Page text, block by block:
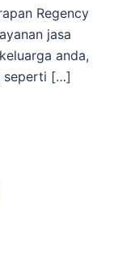
Regency
jasa
anda,
seperti […]